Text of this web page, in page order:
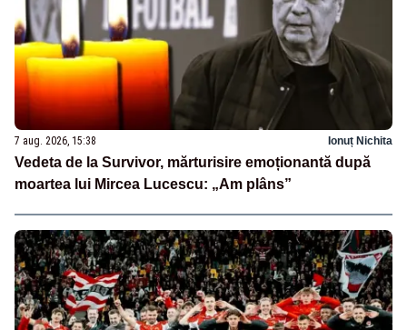
7 aug. 2026, 15:38 Ionuț Nichita
Vedeta de la Survivor, mărturisire emoționantă după
moartea lui Mircea Lucescu: „Am plâns”